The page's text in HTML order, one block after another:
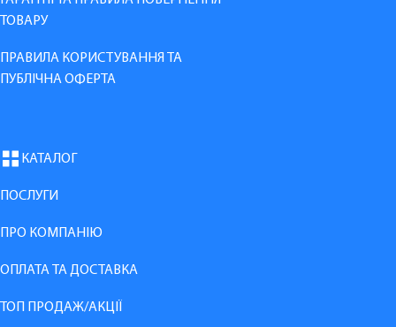
ТОВАРУ
ПРАВИЛА КОРИСТУВАННЯ ТА
ПУБЛІЧНА ОФЕРТА
КАТАЛОГ
ПОСЛУГИ
ПРО КОМПАНІЮ
ОПЛАТА ТА ДОСТАВКА
ТОП ПРОДАЖ/АКЦІЇ